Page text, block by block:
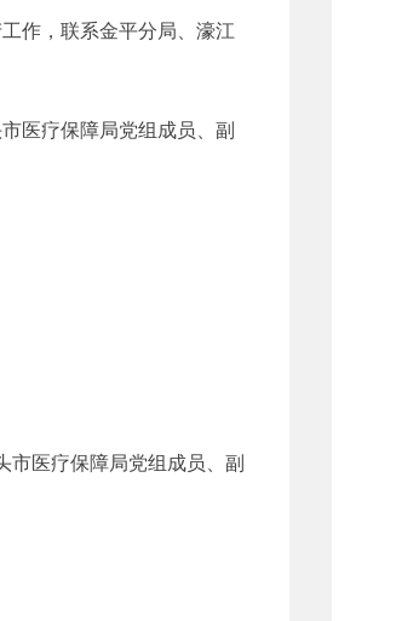
作，联系金平分局、濠江
医疗保障局党组成员、副
市医疗保障局党组成员、副